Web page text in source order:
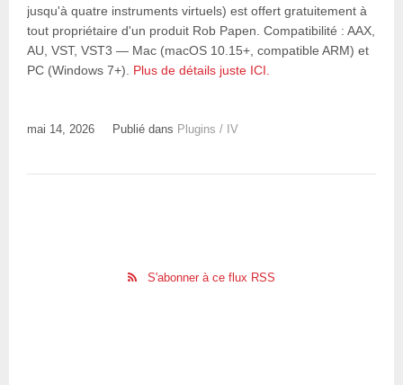
jusqu'à quatre instruments virtuels) est offert gratuitement à
tout propriétaire d'un produit Rob Papen. Compatibilité : AAX,
AU, VST, VST3 — Mac (macOS 10.15+, compatible ARM) et
PC (Windows 7+). Plus de détails juste ICI.
mai 14, 2026 Publié dans Plugins / IV
S'abonner à ce flux RSS